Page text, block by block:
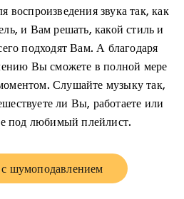
воспроизведения звука так, как
и Вам решать, какой стиль и
подходят Вам. А благодаря
Вы сможете в полной мере
Слушайте музыку так,
ли Вы, работаете или
под любимый плейлист.
шумоподавлением
Link Opens in New Tab